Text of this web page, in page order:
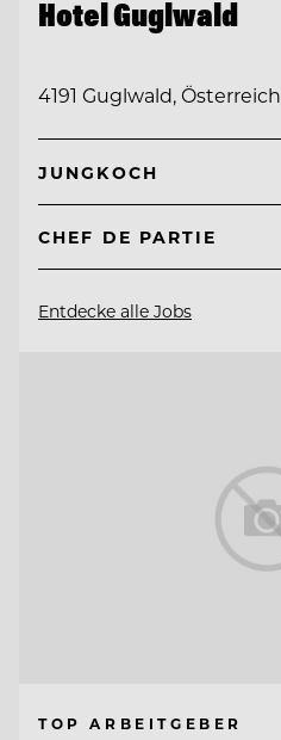
Hotel Guglwald
4191 Guglwald, Österreich
JUNGKOCH
CHEF DE PARTIE
Entdecke alle Jobs
TOP ARBEITGEBER